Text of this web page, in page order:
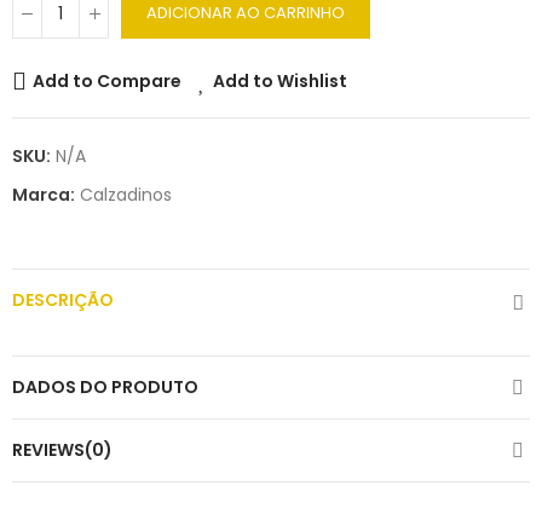
ADICIONAR AO CARRINHO
Add to Compare Add to Wishlist
SKU: N/A
Marca: Calzadinos
DESCRIÇÃO
DADOS DO PRODUTO
REVIEWS(0)